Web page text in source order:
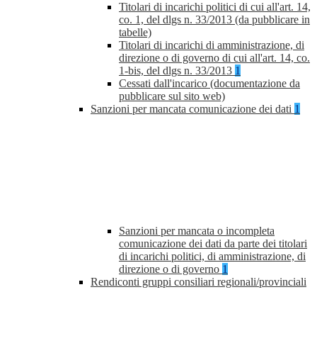
Titolari di incarichi politici di cui all'art. 14,
co. 1, del dlgs n. 33/2013 (da pubblicare in
tabelle)
Titolari di incarichi di amministrazione, di
direzione o di governo di cui all'art. 14, co.
1-bis, del dlgs n. 33/2013 1
Cessati dall'incarico (documentazione da
pubblicare sul sito web)
Sanzioni per mancata comunicazione dei dati 1
Sanzioni per mancata o incompleta
comunicazione dei dati da parte dei titolari
di incarichi politici, di amministrazione, di
direzione o di governo 1
Rendiconti gruppi consiliari regionali/provinciali